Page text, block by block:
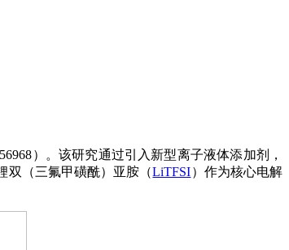
）。该研究通过引入新型离子液体添加剂，
双（三氟甲磺酰）亚胺（LiTFSI）作为核心电解